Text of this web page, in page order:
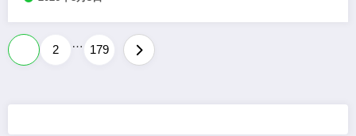
投
2 … 179